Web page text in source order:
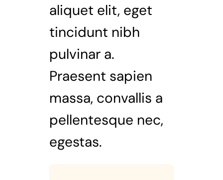
aliquet elit, eget
tincidunt nibh
pulvinar a.
Praesent sapien
massa, convallis a
pellentesque nec,
egestas.